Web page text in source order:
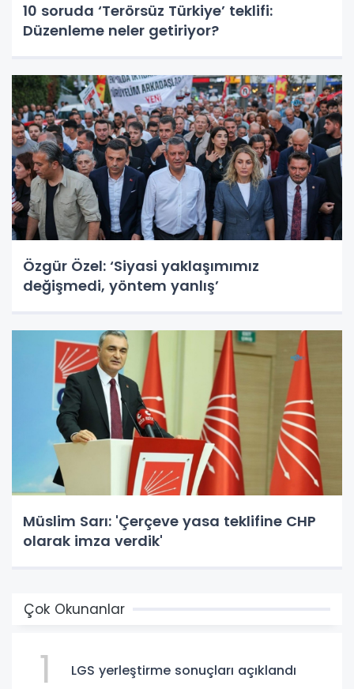
10 soruda ‘Terörsüz Türkiye’ teklifi:
Düzenleme neler getiriyor?
Özgür Özel: ‘Siyasi yaklaşımımız
değişmedi, yöntem yanlış’
Müslim Sarı: 'Çerçeve yasa teklifine CHP
olarak imza verdik'
Çok Okunanlar
1 LGS yerleştirme sonuçları açıklandı